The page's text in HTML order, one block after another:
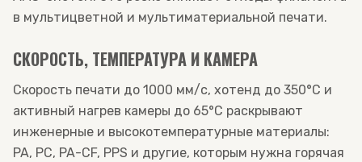
в мультицветной и мультиматериальной печати.
СКОРОСТЬ, ТЕМПЕРАТУРА И КАМЕРА
Скорость печати до 1000 мм/с, хотенд до 350°C и
активный нагрев камеры до 65°C раскрывают
инженерные и высокотемпературные материалы:
PA, PC, PA-CF, PPS и другие, которым нужна горячая